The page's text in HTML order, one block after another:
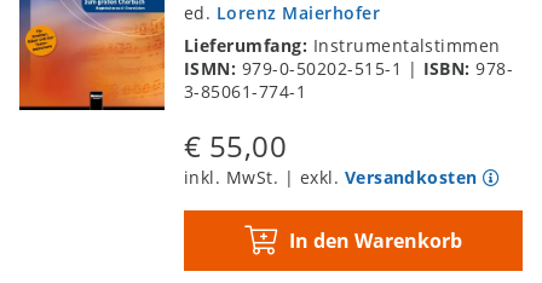
ed. Lorenz Maierhofer
Lieferumfang: Instrumentalstimmen
ISMN: 979-0-50202-515-1 | ISBN:978-
3-85061-774-1
€ 55,00
inkl. MwSt. | exkl. Versandkosten
In den Warenkorb